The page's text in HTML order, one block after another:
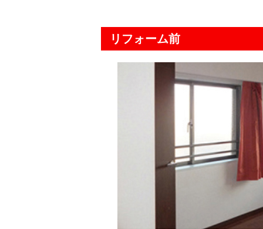
リフォーム前